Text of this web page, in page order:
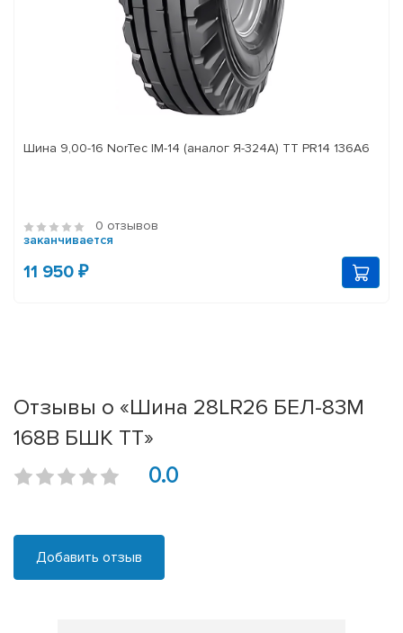
Шина 9,00-16 NorTec IM-14 (аналог Я-324А) ТТ PR14 136А6
0 отзывов
заканчивается
11 950 ₽
Отзывы о «Шина 28LR26 БЕЛ-83M
168B БШК ТТ»
0.0
Добавить отзыв